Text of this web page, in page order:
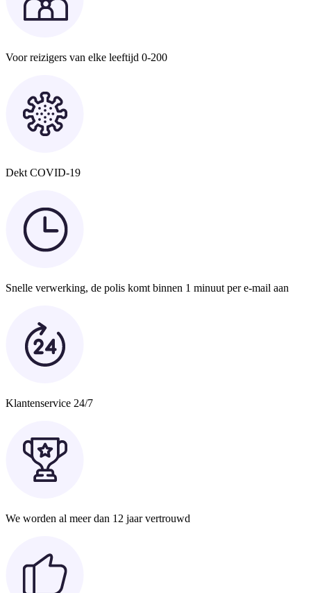
Voor reizigers van elke leeftijd 0-200
Dekt COVID-19
Snelle verwerking, de polis komt binnen 1 minuut per e-mail aan
Klantenservice 24/7
We worden al meer dan 12 jaar vertrouwd